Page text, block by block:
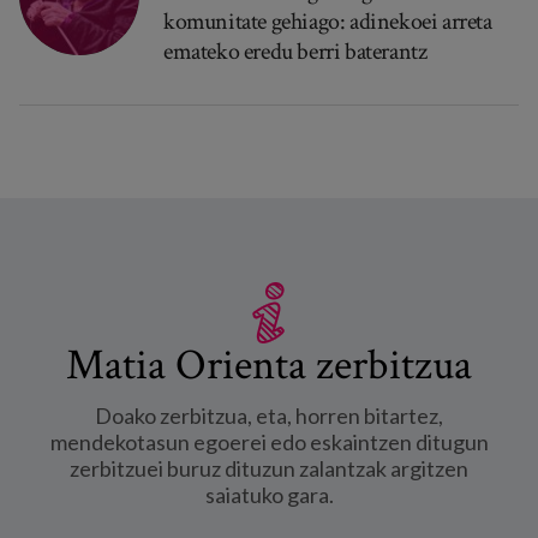
komunitate gehiago: adinekoei arreta
emateko eredu berri baterantz
Matia Orienta zerbitzua
Doako zerbitzua, eta, horren bitartez,
mendekotasun egoerei edo eskaintzen ditugun
zerbitzuei buruz dituzun zalantzak argitzen
saiatuko gara.